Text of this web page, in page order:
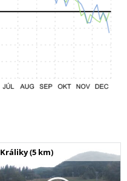
Králiky (5 km)